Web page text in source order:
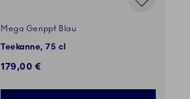
Mega Gerippt Blau
Teekanne, 75 cl
179,00 €